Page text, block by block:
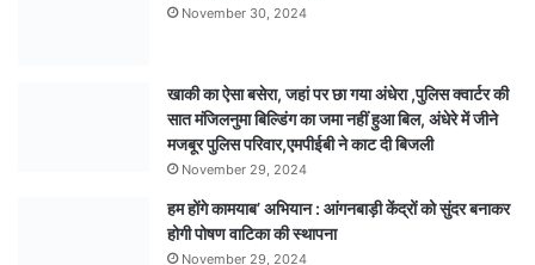
November 30, 2024
खाकी का ऐसा बसेरा, जहां पर छा गया अंधेरा ,पुलिस क्वार्टर की
सात मंजिलनुमा बिल्डिंग का जमा नहीं हुआ बिल, अंधेरे में जीने
मजबूर पुलिस परिवार,एमपीईबी ने काट दी बिजली
November 29, 2024
हम होंगे कामयाब’ अभियान : आंगनबाड़ी केंद्रों को सुंदर बनाकर
होगी पोषण वाटिका की स्थापना
November 29, 2024